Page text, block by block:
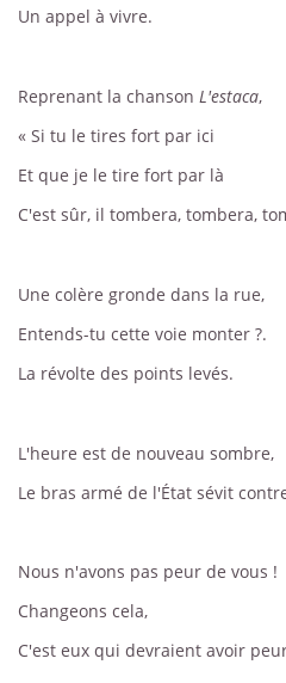
Un appel à vivre.
Reprenant la chanson L'estaca,
« Si tu le tires fort par ici
Et que je le tire fort par là
C'est sûr, il tombera, tombera,
Une colère gronde dans la rue,
Entends-tu cette voie monter ?.
La révolte des points levés.
L'heure est de nouveau sombre,
Le bras armé de l'État sévit
Nous n'avons pas peur de vous !
Changeons cela,
C'est eux qui devraient avoir